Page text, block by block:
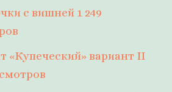
с вишней 1 249
«Купеческий» вариант II